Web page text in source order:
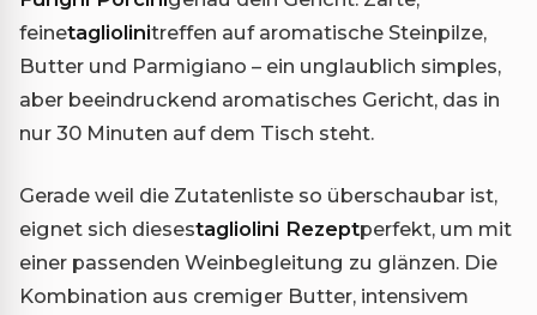
feinetagliolinitreffen auf aromatische Steinpilze,
Butter und Parmigiano – ein unglaublich simples,
aber beeindruckend aromatisches Gericht, das in
nur 30 Minuten auf dem Tisch steht.
Gerade weil die Zutatenliste so überschaubar ist,
eignet sich diesestagliolini Rezeptperfekt, um mit
einer passenden Weinbegleitung zu glänzen. Die
Kombination aus cremiger Butter, intensivem